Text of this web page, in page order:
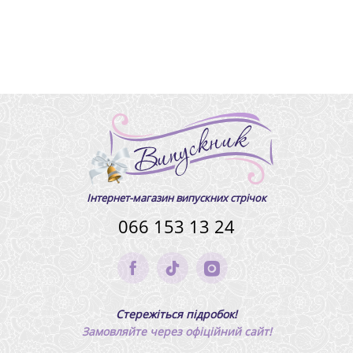
Інтернет-магазин випускних стрічок
066 153 13 24
Стережіться підробок!
Замовляйте через офіційний сайт!